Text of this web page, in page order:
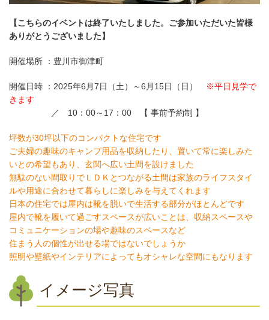
【こちらのイベントは終了いたしました。ご参加いただいた皆様
ありがとうございました】
開催場所 ：豊川市御津町
開催日時 ：2025年6月7日（土）～6月15日（日）
※平日見学で
きます
／ 10：00～17：00 【 事前予約制 】
坪数が30坪以下のコンパクトな住宅です
ご夫婦の趣味のキャンプ用品を収納したり、置いて常に楽しみた
いとの希望もあり、玄関へ広い土間を設けました
無駄のない間取りでＬＤＫとつながる土間は家族のライフスタイ
ルや用途に合わせて暮らしに楽しみを与えてくれます
日本の住宅では屋内は靴を脱いで生活する部分がほとんどです
屋内で靴を履いて過ごすスペースが広いことは、収納スペースや
コミュニケーションの場や趣味のスペースなど
住まう人の個性が出せる場ではないでしょうか
照明や壁紙やインテリアによってもオシャレな空間にもなります
イメージ写真